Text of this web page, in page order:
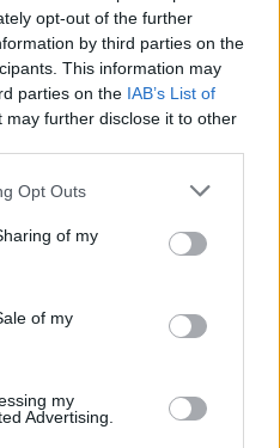
opt-out of the further
by third parties on the
This information may
parties on the IAB’s List of
may further disclose it to other
Opt Outs
of my
of my
my
Advertising.
kvalitāti un nodrošinātu
jau tiek īstenotas
dienas vairākām reto
projekta ietvaros šādu
pakalpojumu
sindromu, bet papildus
diagnozi sadarbībā ar
palīdzība arī pieaugušo
un koordinētu
aprūpē.